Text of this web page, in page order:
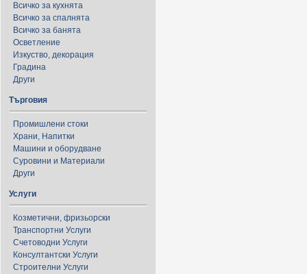
Всичко за кухнята
Всичко за спалнята
Всичко за банята
Осветление
Изкуство, декорация
Градина
Други
Търговия
Промишлени стоки
Храни, Напитки
Машини и оборудване
Суровини и Материали
Други
Услуги
Козметични, фризьорски
Транспортни Услуги
Счетоводни Услуги
Консултантски Услуги
Строителни Услуги